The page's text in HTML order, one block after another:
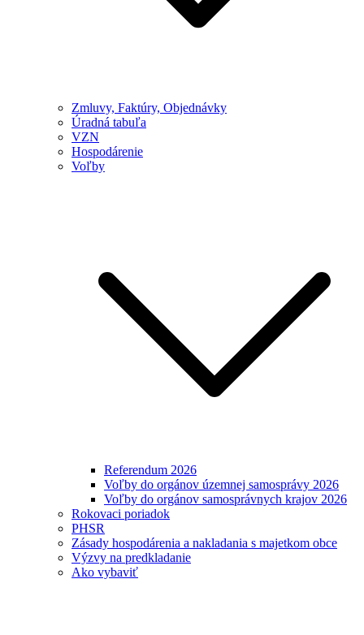
Zmluvy, Faktúry, Objednávky
Úradná tabuľa
VZN
Hospodárenie
Voľby
Referendum 2026
Voľby do orgánov územnej samosprávy 2026
Voľby do orgánov samosprávnych krajov 2026
Rokovaci poriadok
PHSR
Zásady hospodárenia a nakladania s majetkom obce
Výzvy na predkladanie
Ako vybaviť